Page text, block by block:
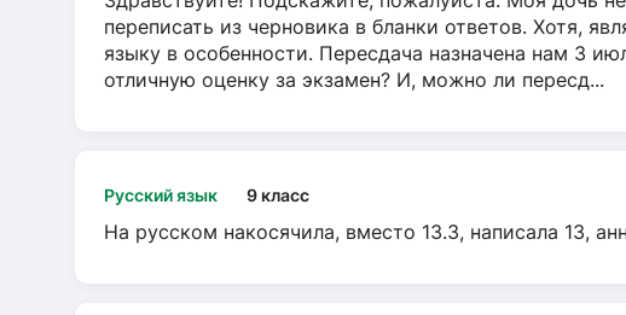
переписать из черновика в бланки ответов. Хотя,
языку в особенности. Пересдача назначена нам 3
отличную оценку за экзамен? И, можно ли пересд...
Русский язык 9 класс
На русском накосячила, вместо 13.3, написала 13,